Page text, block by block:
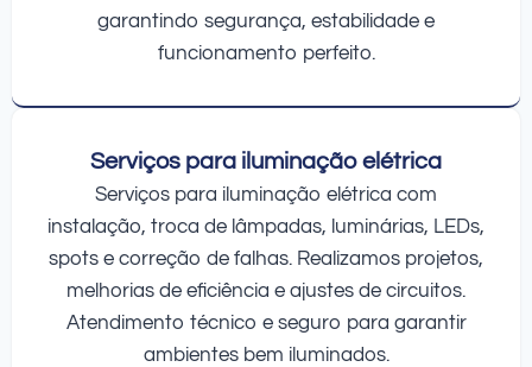
garantindo segurança, estabilidade e
funcionamento perfeito.
Serviços para iluminação elétrica
Serviços para iluminação elétrica com
instalação, troca de lâmpadas, luminárias, LEDs,
spots e correção de falhas. Realizamos projetos,
melhorias de eficiência e ajustes de circuitos.
Atendimento técnico e seguro para garantir
ambientes bem iluminados.